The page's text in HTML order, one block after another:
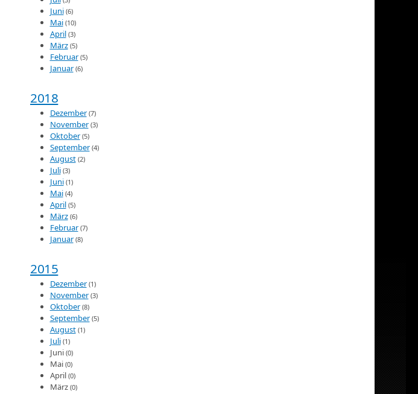
Juni (6)
Mai (10)
April (3)
März (5)
Februar (5)
Januar (6)
2018
Dezember (7)
November (3)
Oktober (5)
September (4)
August (2)
Juli (3)
Juni (1)
Mai (4)
April (5)
März (6)
Februar (7)
Januar (8)
2015
Dezember (1)
November (3)
Oktober (8)
September (5)
August (1)
Juli (1)
Juni (0)
Mai (0)
April (0)
März (0)